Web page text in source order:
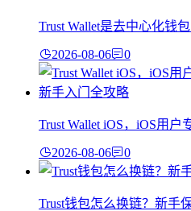
Trust Wallet是去中心化钱
2026-08-06 0
Trust Wallet iOS，iOS用户
2026-08-06 0
Trust钱包怎么换链？新手